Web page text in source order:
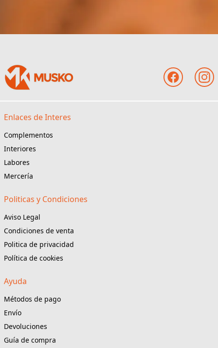
Enlaces de Interes
Complementos
Interiores
Labores
Mercería
Politicas y Condiciones
Aviso Legal
Condiciones de venta
Politica de privacidad
Política de cookies
Ayuda
Métodos de pago
Envío
Devoluciones
Guía de compra